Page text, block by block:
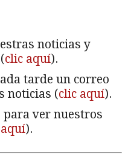
noticias y
clic aquí).
tarde un correo
noticias (clic aquí).
para ver nuestros
).